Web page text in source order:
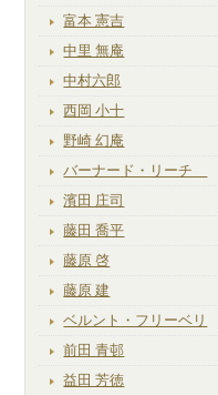
富本 憲吉
中里 無庵
中村六郎
西岡 小十
野崎 幻庵
バーナード・リーチ
濱田 庄司
藤田 喬平
藤原 啓
藤原 建
ベルント・フリーベリ
前田 青邨
益田 芳徳